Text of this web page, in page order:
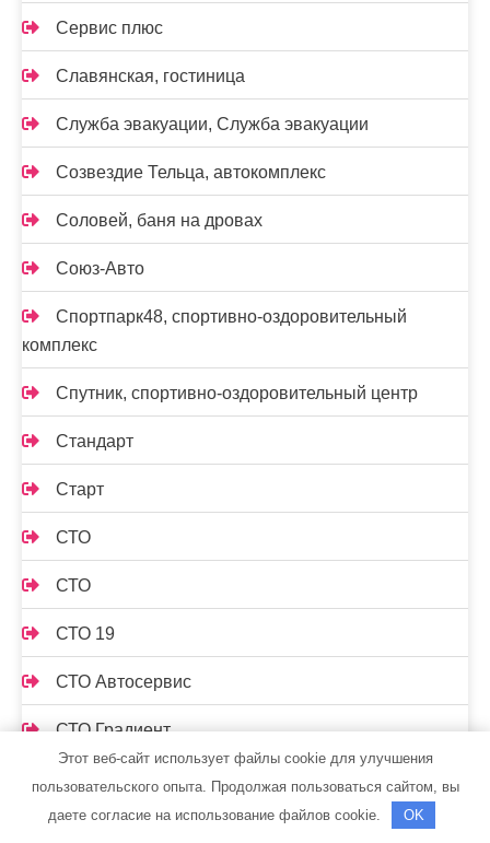
Сервис плюс
Славянская, гостиница
Служба эвакуации, Служба эвакуации
Созвездие Тельца, автокомплекс
Соловей, баня на дровах
Союз-Авто
Спортпарк48, спортивно-оздоровительный
комплекс
Спутник, спортивно-оздоровительный центр
Стандарт
Старт
СТО
СТО
СТО 19
СТО Автосервис
СТО Градиент
Сто лошадок, автосервис
СТО на Мельничной
Этот веб-сайт использует файлы cookie для улучшения
пользовательского опыта. Продолжая пользоваться сайтом, вы
даете согласие на использование файлов cookie.
OK